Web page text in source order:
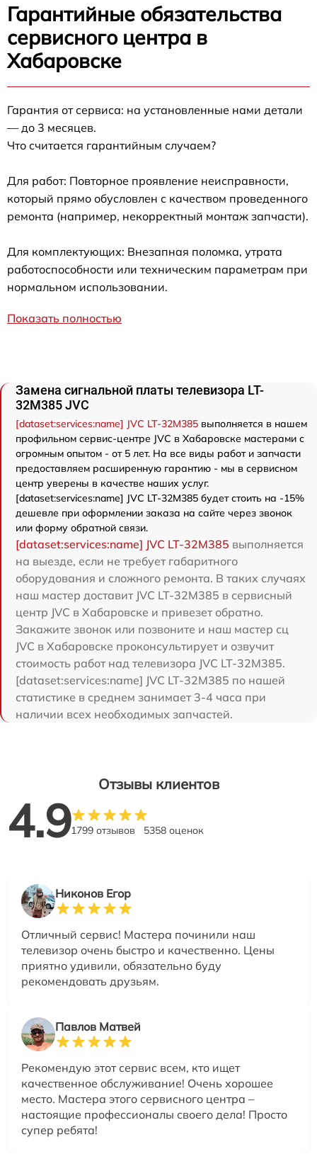
Гарантийные обязательства
сервисного центра в
Хабаровске
Гарантия от сервиса: на установленные нами детали
— до 3 месяцев.
Что считается гарантийным случаем?
Для работ: Повторное проявление неисправности,
который прямо обусловлен с качеством проведенного
ремонта (например, некорректный монтаж запчасти).
Для комплектующих: Внезапная поломка, утрата
работоспособности или техническим параметрам при
нормальном использовании.
Показать полностью
Замена сигнальной платы телевизора LT-
32M385 JVC
[dataset:services:name] JVC LT-32M385 выполняется в нашем
профильном сервис-центре JVC в Хабаровске мастерами с
огромным опытом - от 5 лет. На все виды работ и запчасти
предоставляем расширенную гарантию - мы в сервисном
центр уверены в качестве наших услуг.
[dataset:services:name] JVC LT-32M385 будет стоить на -15%
дешевле при оформлении заказа на сайте через звонок
или форму обратной связи.
[dataset:services:name] JVC LT-32M385 выполняется
на выезде, если не требует габаритного
оборудования и сложного ремонта. В таких случаях
наш мастер доставит JVC LT-32M385 в сервисный
центр JVC в Хабаровске и привезет обратно.
Закажите звонок или позвоните и наш мастер сц
JVC в Хабаровске проконсультирует и озвучит
стоимость работ над телевизора JVC LT-32M385.
[dataset:services:name] JVC LT-32M385 по нашей
статистике в среднем занимает 3-4 часа при
наличии всех необходимых запчастей.
Отзывы клиентов
4.91799 отзывов 5358 оценок
Никонов Егор
Отличный сервис! Мастера починили наш
телевизор очень быстро и качественно. Цены
приятно удивили, обязательно буду
рекомендовать друзьям.
Павлов Матвей
Рекомендую этот сервис всем, кто ищет
качественное обслуживание! Очень хорошее
место. Мастера этого сервисного центра –
настоящие профессионалы своего дела! Просто
супер ребята!